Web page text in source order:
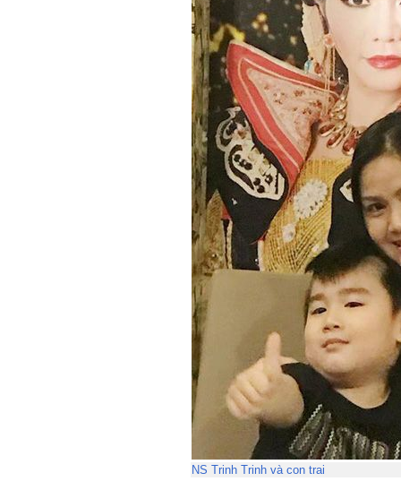
NS Trinh Trinh và con trai